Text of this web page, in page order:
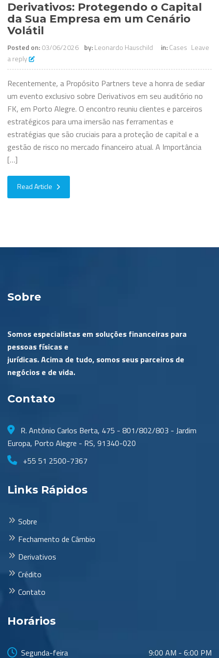
Derivativos: Protegendo o Capital
da Sua Empresa em um Cenário
Volátil
Posted on:03/06/2026 by:Leonardo Hauschild in:Cases Leave
a reply
Recentemente, a Propósito Partners teve a honra de sediar
um evento exclusivo sobre Derivativos em seu auditório no
FK, em Porto Alegre. O encontro reuniu clientes e parceiros
estratégicos para uma imersão nas ferramentas e
estratégias que são cruciais para a proteção de capital e a
gestão de risco no mercado financeiro atual. A Importância
[…]
Read Article
Sobre
Somos especialistas em soluções financeiras para
pessoas físicas e
jurídicas. Acima de tudo, somos seus parceiros de
negócios e de vida.
Contato
R. Antônio Carlos Berta, 475 - 801/802/803 - Jardim
Europa, Porto Alegre - RS, 91340-020
+55 51 2500-7367
Links Rápidos
Sobre
Fechamento de Câmbio
Derivativos
Crédito
Contato
Horários
Segunda-feira 9:00 AM - 6:00 PM